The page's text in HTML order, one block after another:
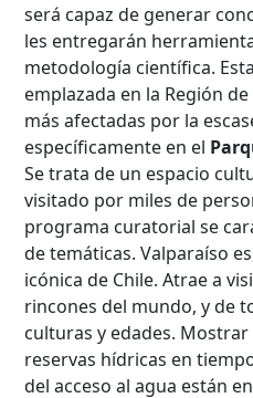
será capaz de generar
les entregarán
metodología científica.
emplazada en la Región
más afectadas por la
específicamente en el
Se trata de un espacio
visitado por miles de
programa curatorial se
de temáticas. Valparaíso
icónica de Chile. Atrae a
rincones del mundo, y de
culturas y edades.
reservas hídricas en
del acceso al agua están